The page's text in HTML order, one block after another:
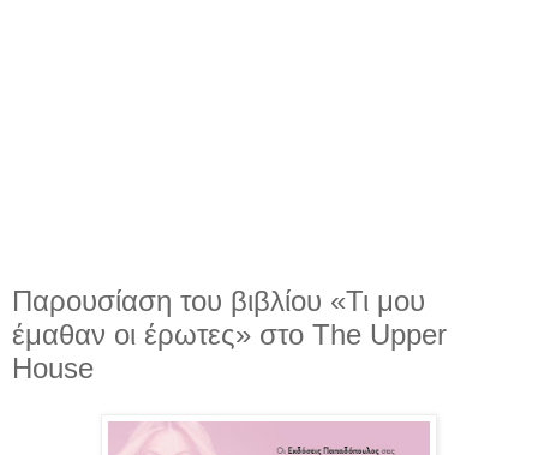
Παρουσίαση του βιβλίου «Τι μου
έμαθαν οι έρωτες» στο The Upper
House